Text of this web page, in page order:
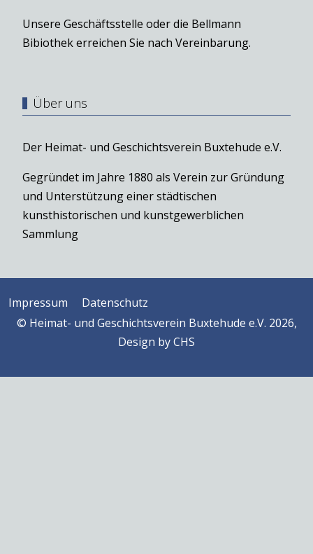
Unsere Geschäftsstelle oder die Bellmann
Bibiothek erreichen Sie nach Vereinbarung.
Über uns
Der Heimat- und Geschichtsverein Buxtehude e.V.
Gegründet im Jahre 1880 als Verein zur Gründung
und Unterstützung einer städtischen
kunsthistorischen und kunstgewerblichen
Sammlung
Impressum
Datenschutz
© Heimat- und Geschichtsverein Buxtehude e.V. 2026,
Design byCHS